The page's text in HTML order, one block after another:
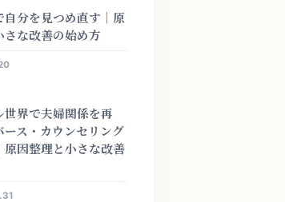
自分を見つめ直す｜原
さな改善の始め方
世界で夫婦関係を再
ース・カウンセリング
因整理と小さな改善